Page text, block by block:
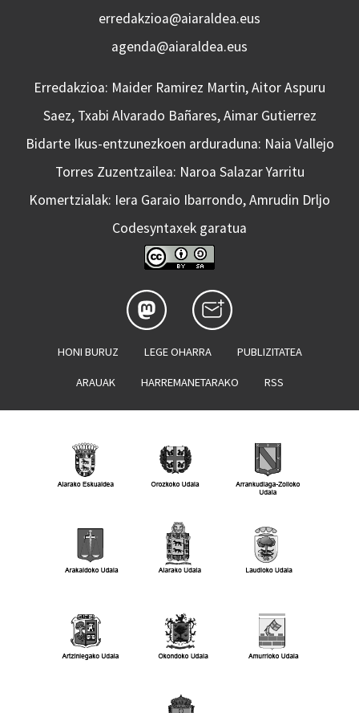
erredakzioa@aiaraldea.eus
agenda@aiaraldea.eus
Erredakzioa: Maider Ramirez Martin, Aitor Aspuru
Saez, Txabi Alvarado Bañares, Aimar Gutierrez
Bidarte Ikus-entzunezkoen arduraduna: Naia Vallejo
Torres Zuzentzailea: Naroa Salazar Yarritu
Komertzialak: Iera Garaio Ibarrondo, Amrudin Drljo
Codesyntaxek garatua
HONI BURUZ LEGE OHARRA PUBLIZITATEA
ARAUAK HARREMANETARAKO RSS